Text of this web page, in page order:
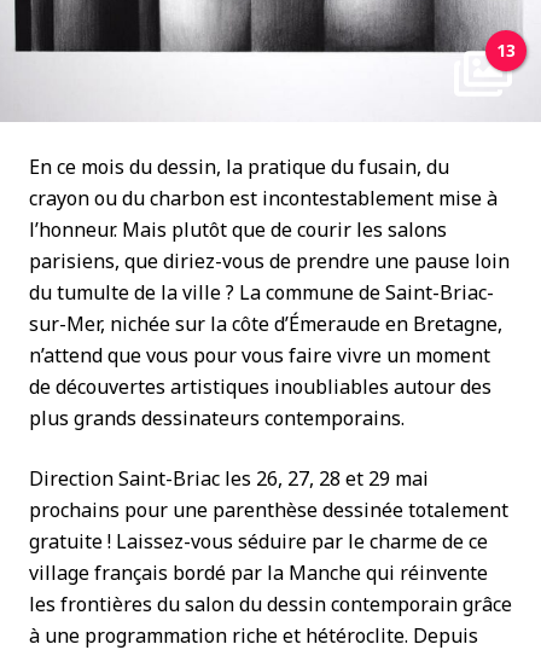
13
En ce mois du dessin, la pratique du fusain, du
crayon ou du charbon est incontestablement mise à
l’honneur. Mais plutôt que de courir les salons
parisiens, que diriez-vous de prendre une pause loin
du tumulte de la ville ? La commune de Saint-Briac-
sur-Mer, nichée sur la côte d’Émeraude en Bretagne,
n’attend que vous pour vous faire vivre un moment
de découvertes artistiques inoubliables autour des
plus grands dessinateurs contemporains.
Direction Saint-Briac les 26, 27, 28 et 29 mai
prochains pour une parenthèse dessinée totalement
gratuite ! Laissez-vous séduire par le charme de ce
village français bordé par la Manche qui réinvente
les frontières du salon du dessin contemporain grâce
à une programmation riche et hétéroclite. Depuis